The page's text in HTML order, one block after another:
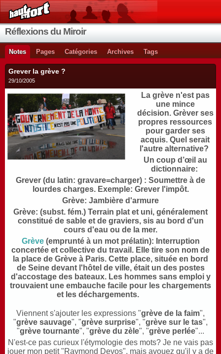
Réflexions du Miroir
Notes Pages Catégories Archives Tags
Grever la grève ?
29/10/2005
La grève n'est pas
une mince
décision. Grèver ses
propres ressources
pour garder ses
acquis. Quel serait
l'autre alternative?
Un coup d’œil au
dictionnaire:
Grever (du latin: gravare=charger) : Soumettre à de
lourdes charges. Exemple: Grever l'impôt.
Grève: Jambière d'armure
Grève: (subst. fém.) Terrain plat et uni, généralement
constitué de sable et de graviers, sis au bord d'un
cours d'eau ou de la mer.
Grève(emprunté à un mot prélatin): Interruption
concertée et collective du travail. Elle tire son nom de
la place de Grève à Paris. Cette place, située en bord
de Seine devant l'hôtel de ville, était un des postes
d'accostage des bateaux. Les hommes sans emploi y
trouvaient une embauche facile pour les chargements
et les déchargements.
Viennent s'ajouter les expressions "grève de la faim",
"grève sauvage", "grève surprise", "grève sur le tas",
"grève tournante", "grève du zèle", "grève perlée"...
N'est-ce pas curieux l'étymologie des mots? Je ne vais pas
jouer mon petit "Raymond Devos", mais avouez qu'il y a de